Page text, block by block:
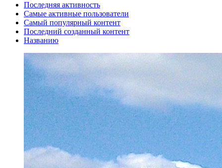
Последняя активность
Самые активные пользователи
Самый популярный контент
Последний созданный контент
Названию